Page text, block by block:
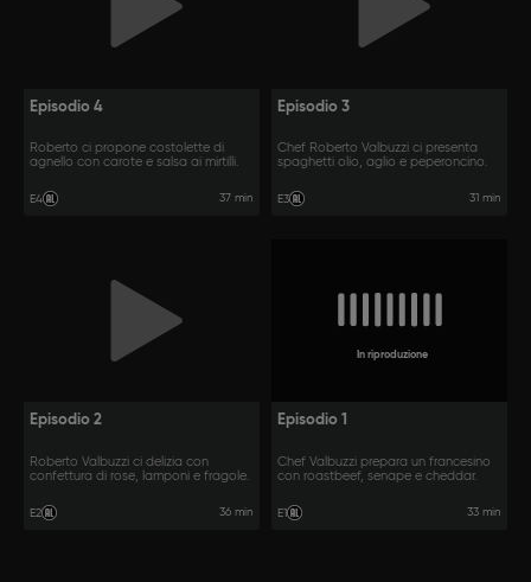
Episodio 4
Roberto ci propone costolette di
agnello con carote e salsa ai mirtilli.
E4 37 min
Episodio 3
Chef Roberto Valbuzzi ci presenta
spaghetti olio, aglio e peperoncino.
E3 31 min
Episodio 2
Roberto Valbuzzi ci delizia con
confettura di rose, lamponi e fragole.
E2 36 min
In riproduzione
Episodio 1
Chef Valbuzzi prepara un francesino
con roastbeef, senape e cheddar.
E1 33 min